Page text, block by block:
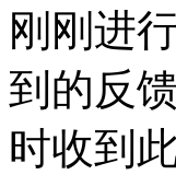
刚刚进
到的反
时收到